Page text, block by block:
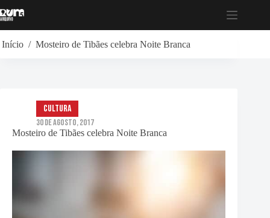
para
Início / Mosteiro de Tibães celebra Noite Branca
Mosteiro de Tibães celebra Noite Branca
Cultura
30 de Agosto, 2017